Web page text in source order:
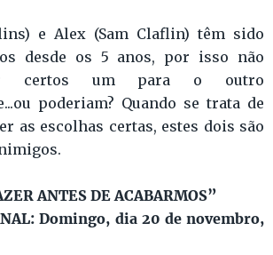
e Alex (Sam Claflin) têm sido
desde os 5 anos, por isso não
certos um para o outro
poderiam? Quando se trata de
as escolhas certas, estes dois são
ANTES DE ACABARMOS”
Domingo, dia 20 de novembro,